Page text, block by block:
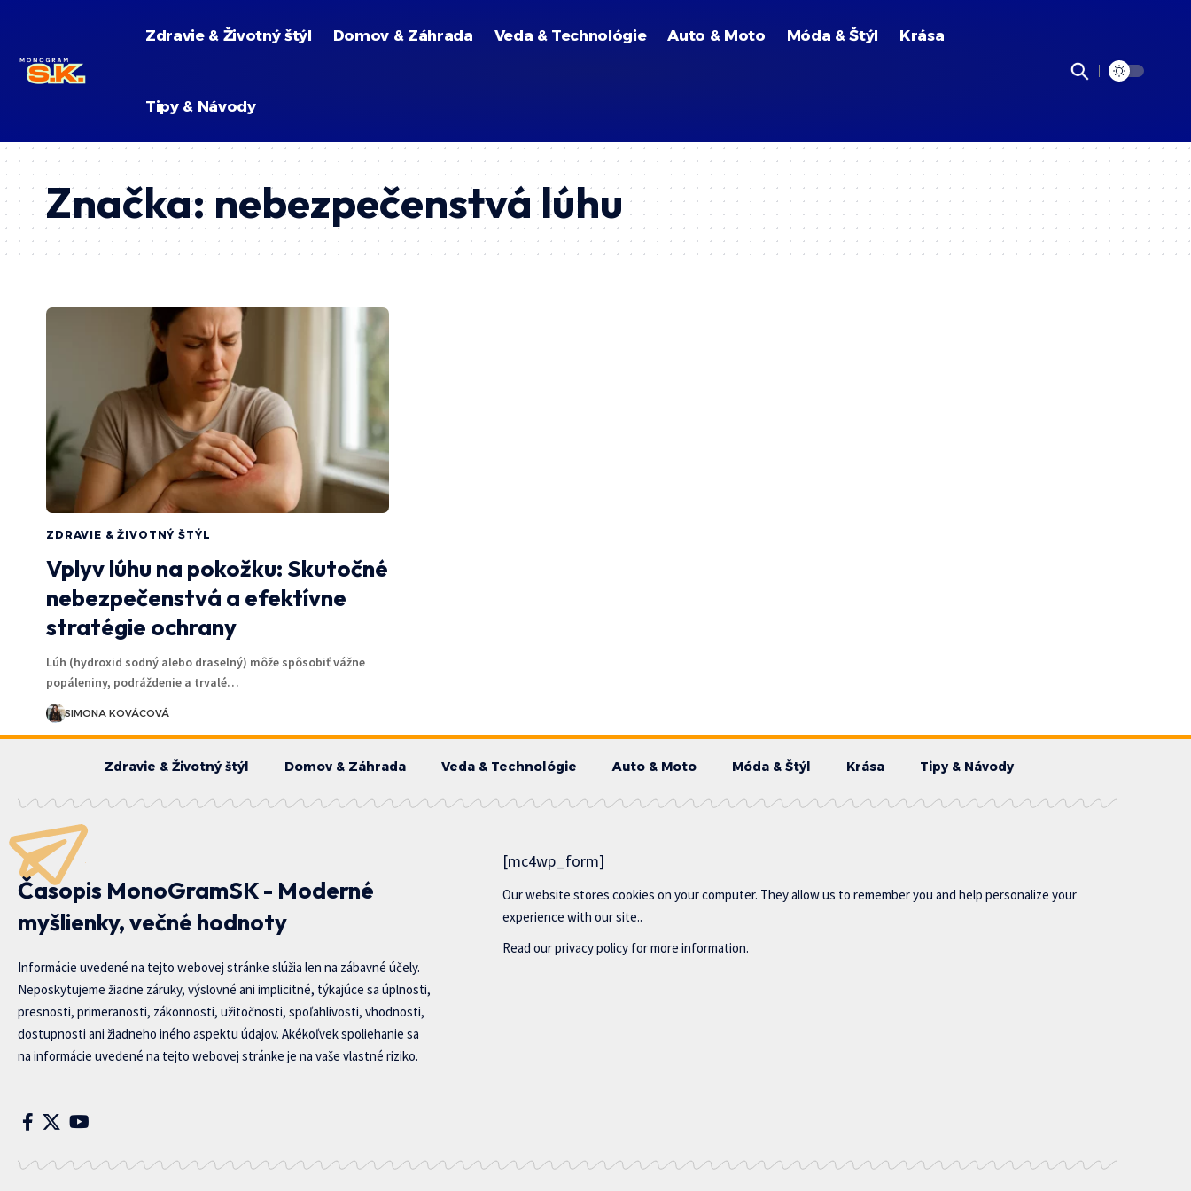
Zdravie & Životný štýl Domov & Záhrada Veda & Technológie Auto & Moto Móda & Štýl Krása
Tipy & Návody
Značka:nebezpečenstvá lúhu
ZDRAVIE & ŽIVOTNÝ ŠTÝL
Vplyv lúhu na pokožku: Skutočné
nebezpečenstvá a efektívne
stratégie ochrany
Lúh (hydroxid sodný alebo draselný) môže spôsobiť vážne
popáleniny, podráždenie a trvalé…
SIMONA KOVÁCOVÁ
Zdravie & Životný štýl Domov & Záhrada Veda & Technológie Auto & Moto Móda & Štýl Krása Tipy & Návody
Časopis MonoGramSK - Moderné
myšlienky, večné hodnoty
Informácie uvedené na tejto webovej stránke slúžia len na zábavné účely.
Neposkytujeme žiadne záruky, výslovné ani implicitné, týkajúce sa úplnosti,
presnosti, primeranosti, zákonnosti, užitočnosti, spoľahlivosti, vhodnosti,
dostupnosti ani žiadneho iného aspektu údajov. Akékoľvek spoliehanie sa
na informácie uvedené na tejto webovej stránke je na vaše vlastné riziko.
[mc4wp_form]
Our website stores cookies on your computer. They allow us to remember you and help personalize your
experience with our site..
Read ourprivacy policy for more information.